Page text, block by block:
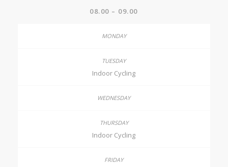
08.00 – 09.00
Indoor Cycling
Indoor Cycling